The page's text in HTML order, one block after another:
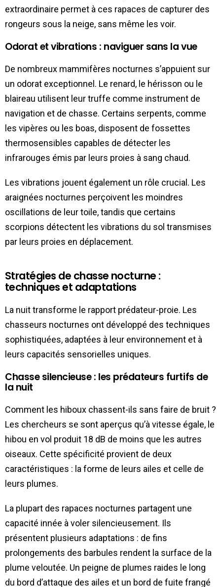
extraordinaire permet à ces rapaces de capturer des
rongeurs sous la neige, sans même les voir.
Odorat et vibrations : naviguer sans la vue
De nombreux mammifères nocturnes s’appuient sur
un odorat exceptionnel. Le renard, le hérisson ou le
blaireau utilisent leur truffe comme instrument de
navigation et de chasse. Certains serpents, comme
les vipères ou les boas, disposent de fossettes
thermosensibles capables de détecter les
infrarouges émis par leurs proies à sang chaud.
Les vibrations jouent également un rôle crucial. Les
araignées nocturnes perçoivent les moindres
oscillations de leur toile, tandis que certains
scorpions détectent les vibrations du sol transmises
par leurs proies en déplacement.
Stratégies de chasse nocturne :
techniques et adaptations
La nuit transforme le rapport prédateur-proie. Les
chasseurs nocturnes ont développé des techniques
sophistiquées, adaptées à leur environnement et à
leurs capacités sensorielles uniques.
Chasse silencieuse : les prédateurs furtifs de
la nuit
Comment les hiboux chassent-ils sans faire de bruit ?
Les chercheurs se sont aperçus qu’à vitesse égale, le
hibou en vol produit 18 dB de moins que les autres
oiseaux. Cette spécificité provient de deux
caractéristiques : la forme de leurs ailes et celle de
leurs plumes.
La plupart des rapaces nocturnes partagent une
capacité innée à voler silencieusement. Ils
présentent plusieurs adaptations : de fins
prolongements des barbules rendent la surface de la
plume veloutée. Un peigne de plumes raides le long
du bord d’attaque des ailes et un bord de fuite frangé